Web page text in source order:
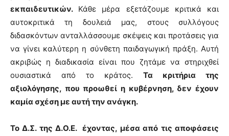
εκπαιδευτικών. Κάθε μέρα εξετάζουμε κριτικά και
αυτοκριτικά τη δουλειά μας, στους συλλόγους
διδασκόντων ανταλλάσσουμε σκέψεις και προτάσεις για
να γίνει καλύτερη η σύνθετη παιδαγωγική πράξη. Αυτή
ακριβώς η διαδικασία είναι που ζητάμε να στηριχθεί
ουσιαστικά από το κράτος. Τα κριτήρια της
αξιολόγησης, που προωθεί η κυβέρνηση, δεν έχουν
καμία σχέση με αυτή την ανάγκη.
Το Δ.Σ. της Δ.Ο.Ε. έχοντας, μέσα από τις αποφάσεις